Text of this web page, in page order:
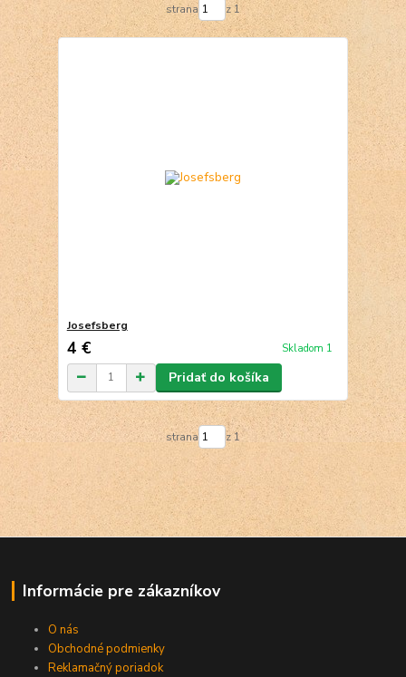
strana z 1
Josefsberg
4 € Skladom 1
Pridať do košíka
strana z 1
Informácie pre zákazníkov
O nás
Obchodné podmienky
Reklamačný poriadok